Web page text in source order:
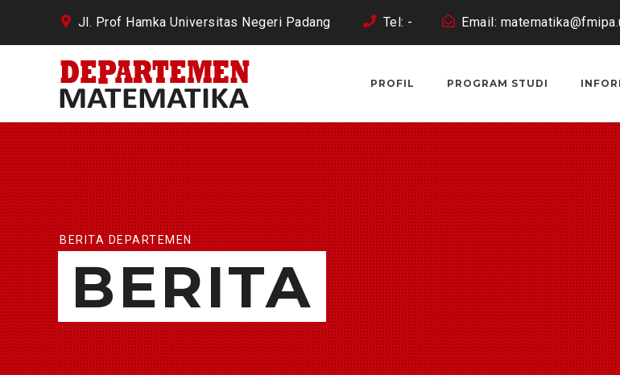
Jl. Prof Hamka Universitas Negeri Padang Tel: - Email:
PROFIL PROGRAM STUDI
BERITA DEPARTEMEN
BERITA